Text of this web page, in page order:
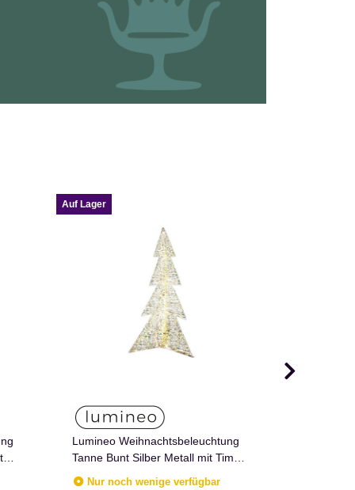
Auf Lager
Lumineo Weihnachtsbeleuchtung
Tanne Bunt Silber Metall mit Timer
1,5 m hoch
Nur noch wenige verfügbar